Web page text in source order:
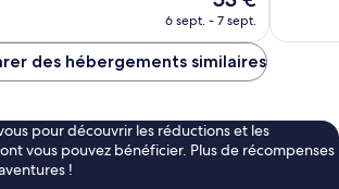
nouveau
est
de
6 sept. - 7 sept.
des hébergements similaires
pour découvrir les réductions et les
vous pouvez bénéficier. Plus de récompenses
!